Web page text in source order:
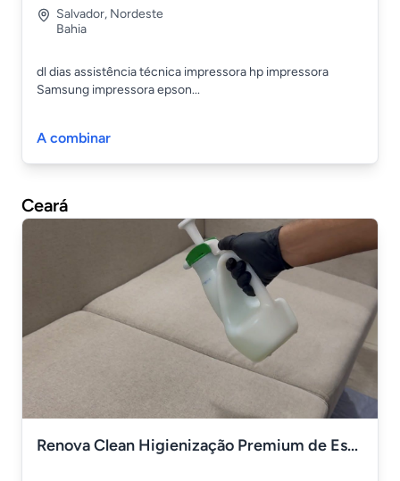
Salvador, Nordeste
Bahia
dl dias assistência técnica impressora hp impressora
Samsung impressora epson...
A combinar
Ceará
Renova Clean Higienização Premium de Estofados